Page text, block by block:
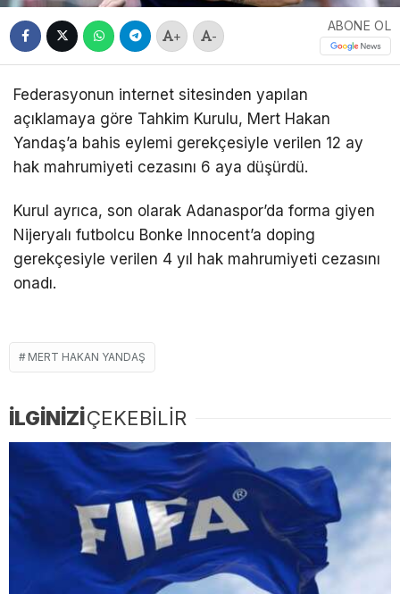
+ -
ABONE OL
Federasyonun internet sitesinden yapılan
açıklamaya göre Tahkim Kurulu, Mert Hakan
Yandaş’a bahis eylemi gerekçesiyle verilen 12 ay
hak mahrumiyeti cezasını 6 aya düşürdü.
Kurul ayrıca, son olarak Adanaspor’da forma giyen
Nijeryalı futbolcu Bonke Innocent’a doping
gerekçesiyle verilen 4 yıl hak mahrumiyeti cezasını
onadı.
MERT HAKAN YANDAŞ
İLGİNİZİÇEKEBİLİR